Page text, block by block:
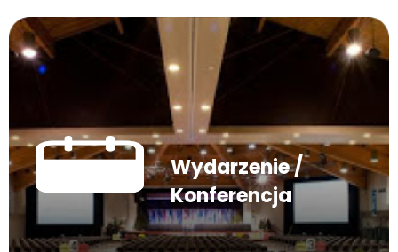
Wydarzenie /
Konferencja